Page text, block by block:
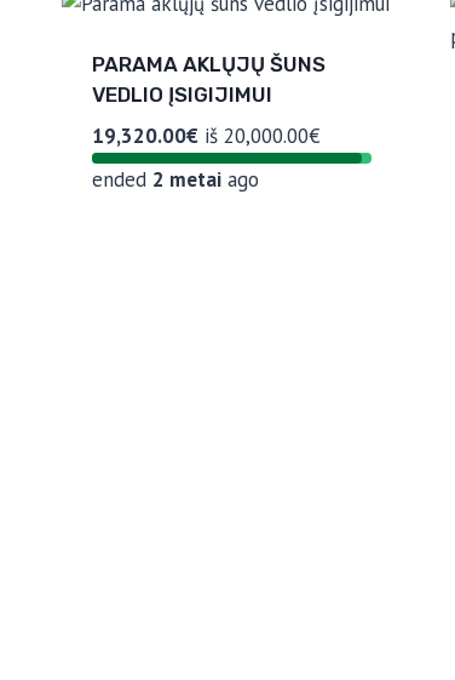
PARAMA AKLŲJŲ ŠUNS
VEDLIO ĮSIGIJIMUI
19,320.00€iš 20,000.00€
ended 2 metaiago